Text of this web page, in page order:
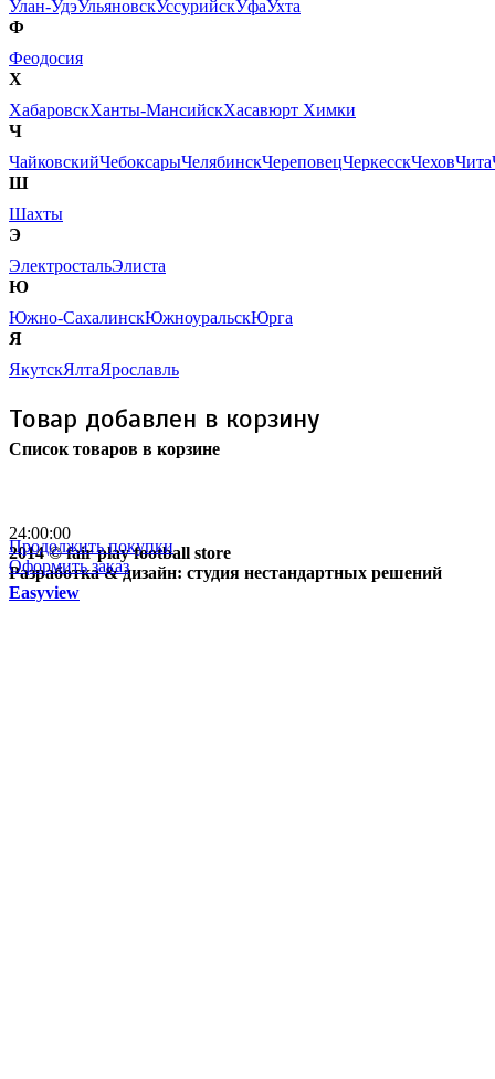
Улан-УдэУльяновскУссурийскУфаУхта
Ф
Феодосия
Х
ХабаровскХанты-МансийскХасавюрт Химки
Ч
ЧайковскийЧебоксарыЧелябинскЧереповецЧеркесскЧеховЧита
Ш
Шахты
Э
ЭлектростальЭлиста
Ю
Южно-СахалинскЮжноуральскЮрга
Я
ЯкутскЯлтаЯрославль
Товар добавлен в корзину
Список товаров в корзине
Продолжить покупки
Оформить заказ
24:00:00
2014 © fair play football store
Разработка & дизайн: студия нестандартных решений
Easyview